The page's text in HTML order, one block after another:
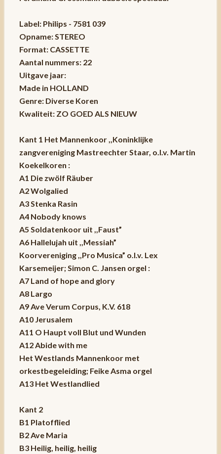
Label: Philips - 7581 039
Opname: STEREO
Format: CASSETTE
Aantal nummers: 22
Uitgave jaar:
Made in HOLLAND
Genre: Diverse Koren
Kwaliteit: ZO GOED ALS NIEUW
Kant 1 Het Mannenkoor ,,Koninklijke
zangvereniging Mastreechter Staar, o.l.v. Martin
Koekelkoren :
A1 Die zwölf Räuber
A2 Wolgalied
A3 Stenka Rasin
A4 Nobody knows
A5 Soldatenkoor uit ,,Faust”
A6 Hallelujah uit ,,Messiah”
Koorvereniging ,,Pro Musica” o.l.v. Lex
Karsemeijer; Simon C. Jansen orgel :
A7 Land of hope and glory
A8 Largo
A9 Ave Verum Corpus, K.V. 618
A10 Jerusalem
A11 O Haupt voll Blut und Wunden
A12 Abide with me
Het Westlands Mannenkoor met
orkestbegeleiding; Feike Asma orgel
A13 Het Westlandlied
Kant 2
B1 Platofflied
B2 Ave Maria
B3 Heilig, heilig, heilig